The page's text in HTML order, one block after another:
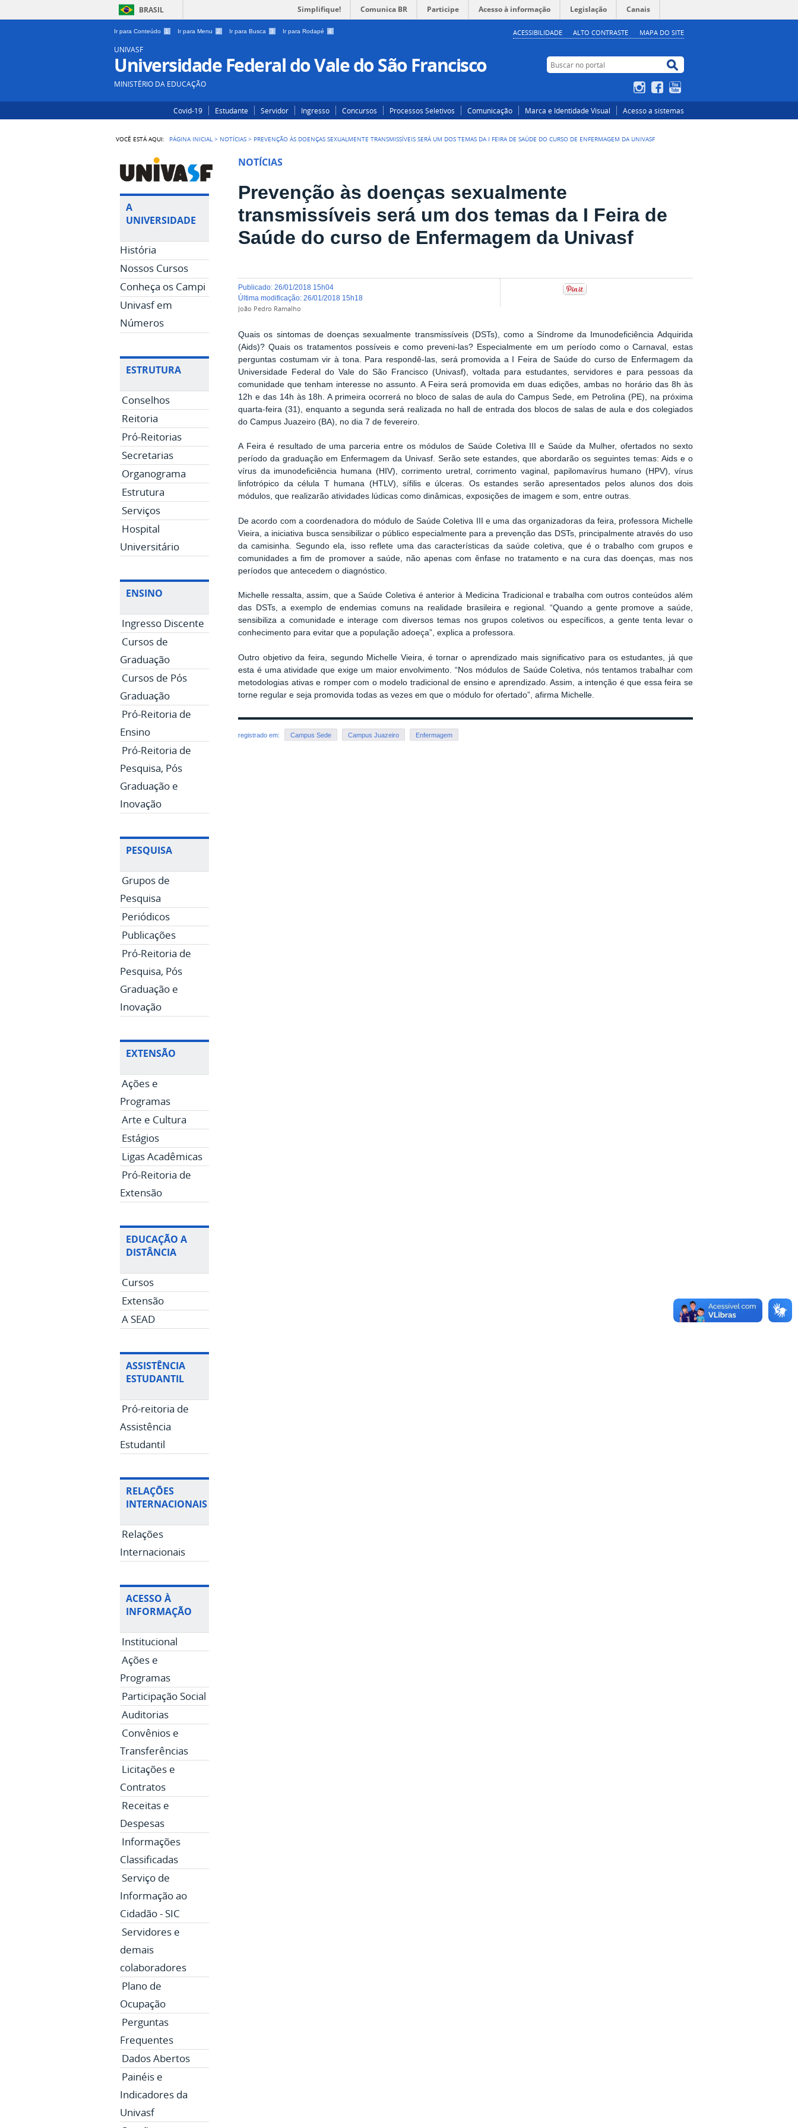
BRASIL Simplifique! Comunica BR Participe Acesso à informação Legislação Canais
Ir para Conteúdo 1 Ir para Menu 2 Ir para Busca 3 Ir para Rodapé 4 ACESSIBILIDADE ALTO CONTRASTE MAPA DO SITE
UNIVASF
Universidade Federal do Vale do São Francisco
MINISTÉRIO DA EDUCAÇÃO
Buscar no portal
Buscar no portal
InstagramFacebook
Covid-19 Estudante Servidor Ingresso Concursos Processos Seletivos Comunicação Marca e Identidade Visual Acesso a sistemas
VOCÊ ESTÁ AQUI: PÁGINA INICIAL > NOTÍCIAS > PREVENÇÃO ÀS DOENÇAS SEXUALMENTE TRANSMISSÍVEIS SERÁ UM DOS TEMAS DA I FEIRA DE SAÚDE DO CURSO DE ENFERMAGEM DA UNIVASF
A
UNIVERSIDADE
História
Nossos Cursos
Conheça os Campi
Univasf em
Números
ESTRUTURA
Conselhos
Reitoria
Pró-Reitorias
Secretarias
Organograma
Estrutura
Serviços
Hospital
Universitário
ENSINO
Ingresso Discente
Cursos de
Graduação
Cursos de Pós
Graduação
Pró-Reitoria de
Ensino
Pró-Reitoria de
Pesquisa, Pós
Graduação e
Inovação
PESQUISA
Grupos de
Pesquisa
Periódicos
Publicações
Pró-Reitoria de
Pesquisa, Pós
Graduação e
Inovação
EXTENSÃO
Ações e
Programas
Arte e Cultura
Estágios
Ligas Acadêmicas
Pró-Reitoria de
Extensão
EDUCAÇÃO A
DISTÂNCIA
Cursos
Extensão
A SEAD
ASSISTÊNCIA
ESTUDANTIL
Pró-reitoria de
Assistência
Estudantil
RELAÇÕES
INTERNACIONAIS
Relações
Internacionais
ACESSO À
INFORMAÇÃO
Institucional
Ações e
Programas
Participação Social
Auditorias
Convênios e
Transferências
Licitações e
Contratos
Receitas e
Despesas
Informações
Classificadas
Serviço de
Informação ao
Cidadão - SIC
Servidores e
demais
colaboradores
Plano de
Ocupação
Perguntas
Frequentes
Dados Abertos
Painéis e
Indicadores da
Univasf
NOTÍCIAS
Prevenção às doenças sexualmente
transmissíveis será um dos temas da I Feira de
Saúde do curso de Enfermagem da Univasf
publicado:26/01/2018 15h04
última modificação:26/01/2018 15h18
João Pedro Ramalho
Quais os sintomas de doenças sexualmente transmissíveis (DSTs), como a Síndrome da Imunodeficiência Adquirida
(Aids)? Quais os tratamentos possíveis e como preveni-las? Especialmente em um período como o Carnaval, estas
perguntas costumam vir à tona. Para respondê-las, será promovida a I Feira de Saúde do curso de Enfermagem da
Universidade Federal do Vale do São Francisco (Univasf), voltada para estudantes, servidores e para pessoas da
comunidade que tenham interesse no assunto. A Feira será promovida em duas edições, ambas no horário das 8h às
12h e das 14h às 18h. A primeira ocorrerá no bloco de salas de aula do Campus Sede, em Petrolina (PE), na próxima
quarta-feira (31), enquanto a segunda será realizada no hall de entrada dos blocos de salas de aula e dos colegiados
do Campus Juazeiro (BA), no dia 7 de fevereiro.
A Feira é resultado de uma parceria entre os módulos de Saúde Coletiva III e Saúde da Mulher, ofertados no sexto
período da graduação em Enfermagem da Univasf. Serão sete estandes, que abordarão os seguintes temas: Aids e o
vírus da imunodeficiência humana (HIV), corrimento uretral, corrimento vaginal, papilomavírus humano (HPV), vírus
linfotrópico da célula T humana (HTLV), sífilis e úlceras. Os estandes serão apresentados pelos alunos dos dois
módulos, que realizarão atividades lúdicas como dinâmicas, exposições de imagem e som, entre outras.
De acordo com a coordenadora do módulo de Saúde Coletiva III e uma das organizadoras da feira, professora Michelle
Vieira, a iniciativa busca sensibilizar o público especialmente para a prevenção das DSTs, principalmente através do uso
da camisinha. Segundo ela, isso reflete uma das características da saúde coletiva, que é o trabalho com grupos e
comunidades a fim de promover a saúde, não apenas com ênfase no tratamento e na cura das doenças, mas nos
períodos que antecedem o diagnóstico.
Michelle ressalta, assim, que a Saúde Coletiva é anterior à Medicina Tradicional e trabalha com outros conteúdos além
das DSTs, a exemplo de endemias comuns na realidade brasileira e regional. “Quando a gente promove a saúde,
sensibiliza a comunidade e interage com diversos temas nos grupos coletivos ou específicos, a gente tenta levar o
conhecimento para evitar que a população adoeça”, explica a professora.
Outro objetivo da feira, segundo Michelle Vieira, é tornar o aprendizado mais significativo para os estudantes, já que
esta é uma atividade que exige um maior envolvimento. “Nos módulos de Saúde Coletiva, nós tentamos trabalhar com
metodologias ativas e romper com o modelo tradicional de ensino e aprendizado. Assim, a intenção é que essa feira se
torne regular e seja promovida todas as vezes em que o módulo for ofertado”, afirma Michelle.
registrado em: Campus Sede Campus Juazeiro Enfermagem